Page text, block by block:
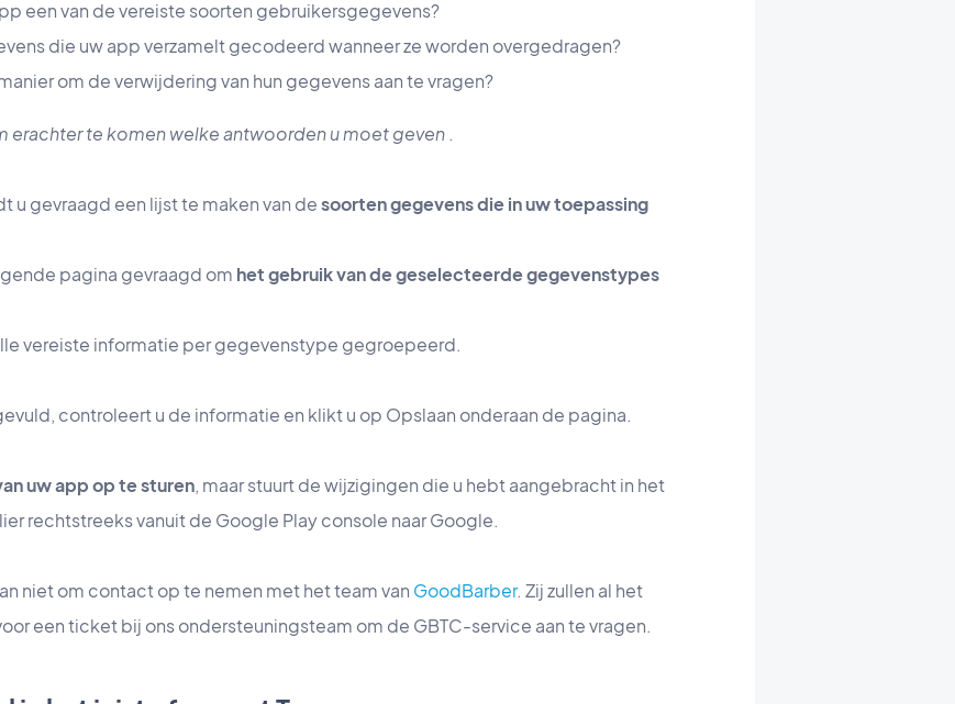
een van de vereiste soorten gebruikersgegevens?
die uw app verzamelt gecodeerd wanneer ze worden overgedragen?
om de verwijdering van hun gegevens aan te vragen?
erachter te komen welke antwoorden u moet geven .
u gevraagd een lijst te maken van desoorten gegevens die in uw toepassing
pagina gevraagd om het gebruik van de geselecteerde gegevenstypes
vereiste informatie per gegevenstype gegroepeerd.
controleert u de informatie en klikt u op Opslaan onderaan de pagina.
uw app op te sturen, maar stuurt de wijzigingen die u hebt aangebracht in het
rechtstreeks vanuit de Google Play console naar Google.
niet om contact op te nemen met het team van GoodBarber. Zij zullen al het
een ticket bij ons ondersteuningsteam om de GBTC-service aan te vragen.